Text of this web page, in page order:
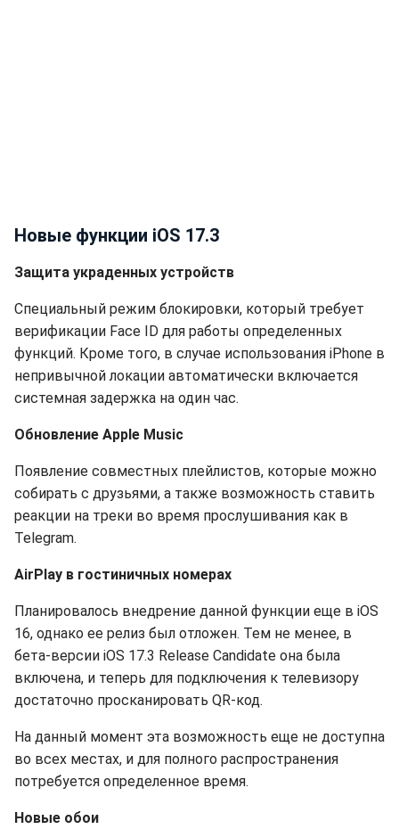
Новые функции iOS 17.3
Защита украденных устройств
Специальный режим блокировки, который требует
верификации Face ID для работы определенных
функций. Кроме того, в случае использования iPhone в
непривычной локации автоматически включается
системная задержка на один час.
Обновление Apple Music
Появление совместных плейлистов, которые можно
собирать с друзьями, а также возможность ставить
реакции на треки во время прослушивания как в
Telegram.
AirPlay в гостиничных номерах
Планировалось внедрение данной функции еще в iOS
16, однако ее релиз был отложен. Тем не менее, в
бета-версии iOS 17.3 Release Candidate она была
включена, и теперь для подключения к телевизору
достаточно просканировать QR-код.
На данный момент эта возможность еще не доступна
во всех местах, и для полного распространения
потребуется определенное время.
Новые обои